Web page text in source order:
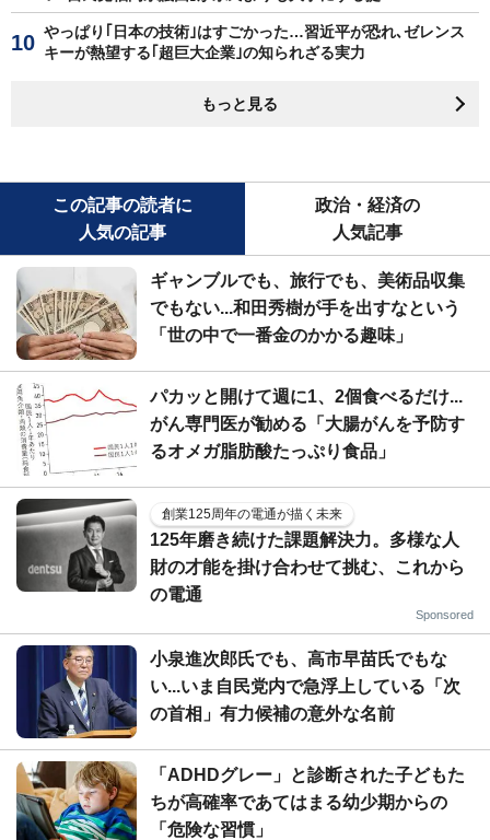
やっぱり｢日本の技術｣はすごかった…習近平が恐れ､ゼレンス
キーが熱望する｢超巨大企業｣の知られざる実力
もっと見る
この記事の読者に
人気の記事
政治・経済の
人気記事
ギャンブルでも、旅行でも、美術品収集
でもない...和田秀樹が手を出すなという
「世の中で一番金のかかる趣味」
パカッと開けて週に1、2個食べるだけ...
がん専門医が勧める「大腸がんを予防す
るオメガ脂肪酸たっぷり食品」
創業125周年の電通が描く未来
125年磨き続けた課題解決力。多様な人
財の才能を掛け合わせて挑む、これから
の電通
Sponsored
小泉進次郎氏でも、高市早苗氏でもな
い...いま自民党内で急浮上している「次
の首相」有力候補の意外な名前
「ADHDグレー」と診断された子どもた
ちが高確率であてはまる幼少期からの
「危険な習慣」